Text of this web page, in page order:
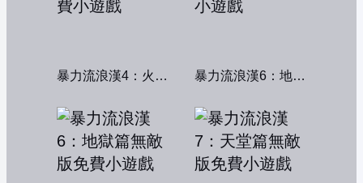
暴力流浪漢4：火線交鋒 暴力流浪漢6：地獄篇